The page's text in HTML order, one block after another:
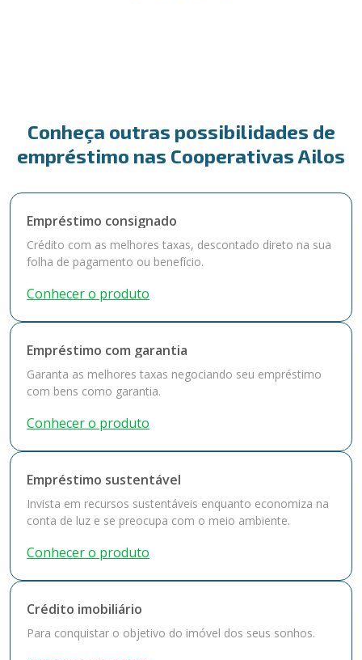
Conheça outras possibilidades de
empréstimo nas Cooperativas Ailos
Empréstimo consignado
Crédito com as melhores taxas, descontado direto na sua
folha de pagamento ou benefício.
Conhecer o produto
Empréstimo com garantia
Garanta as melhores taxas negociando seu empréstimo
com bens como garantia.
Conhecer o produto
Empréstimo sustentável
Invista em recursos sustentáveis enquanto economiza na
conta de luz e se preocupa com o meio ambiente.
Conhecer o produto
Crédito imobiliário
Para conquistar o objetivo do imóvel dos seus sonhos.